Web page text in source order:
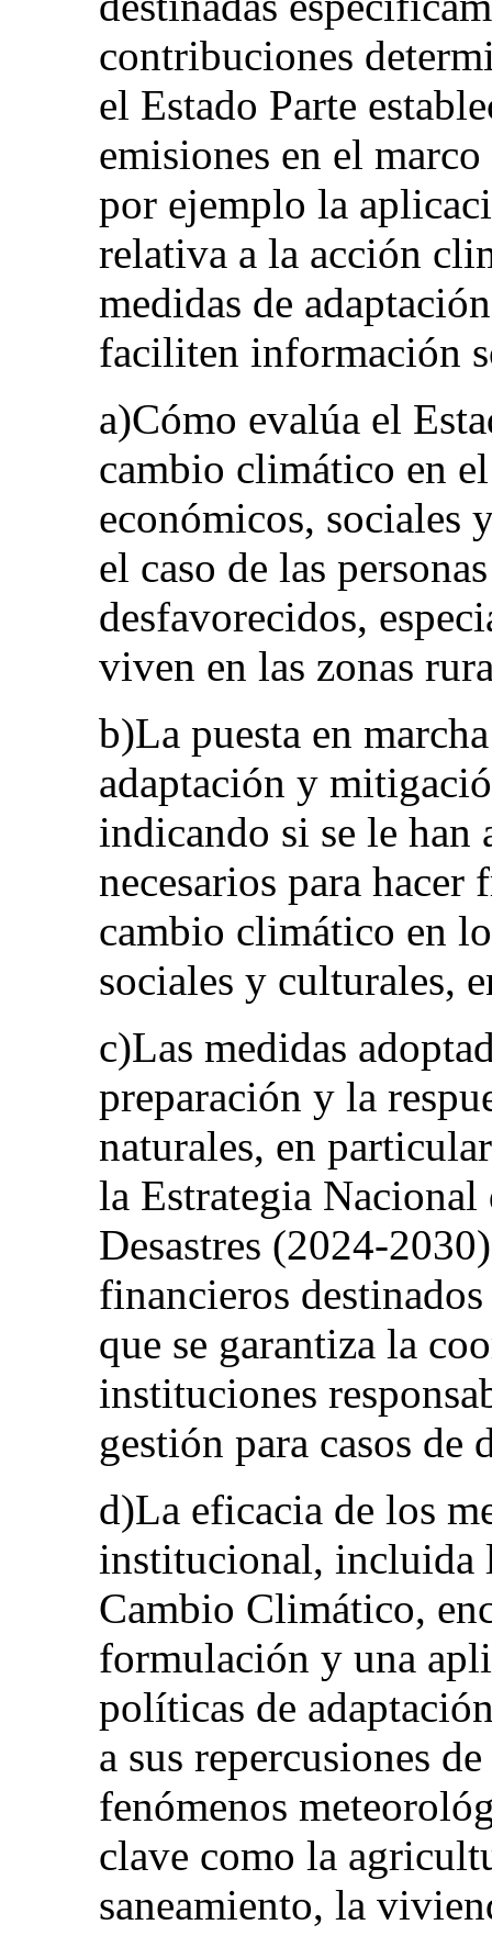
contribuciones
el Estado Parte
emisiones en el
por ejemplo la
relativa a la acción
medidas de
faciliten información
a)Cómo evalúa el
cambio climático en
económicos, sociales
el caso de las
desfavorecidos,
viven en las zonas
b)La puesta en
adaptación y
indicando si se le han
necesarios para hacer
cambio climático en
sociales y culturales,
c)Las medidas
preparación y la
naturales, en
la Estrategia
Desastres (2024-
financieros
que se garantiza la
instituciones
gestión para casos de
d)La eficacia de los
institucional, incluida
Cambio Climático,
formulación y una
políticas de
a sus repercusiones
fenómenos
clave como la
saneamiento, la